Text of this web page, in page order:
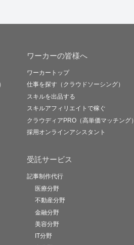
ワーカーの皆様へ
ワーカートップ
仕事を探す（クラウドソーシング）
スキルを出品する
スキルアフィリエイトで稼ぐ
クラウディアPRO（高単価マッチング）
採用オンラインアシスタント
受託サービス
記事制作代行
医療分野
不動産分野
金融分野
美容分野
IT分野